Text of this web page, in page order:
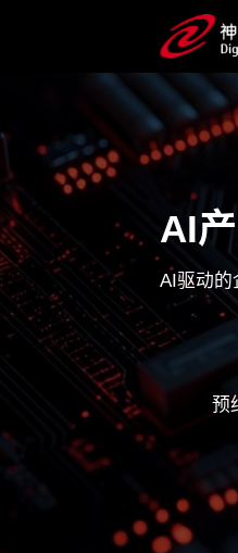
AI
AI驱动的
预